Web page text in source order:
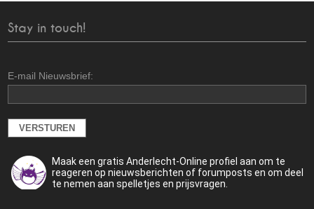
Stay in touch!
E-mail Nieuwsbrief:
Maak een gratis Anderlecht-Online profiel aan om te
reageren op nieuwsberichten of forumposts en om deel
te nemen aan spelletjes en prijsvragen.